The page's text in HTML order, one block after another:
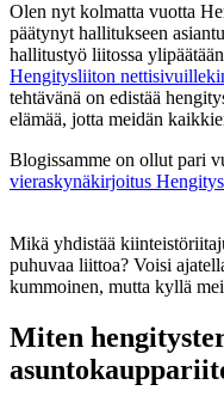
Olen nyt kolmatta vuotta
päätynyt hallitukseen
hallitustyö liitossa
Hengitysliiton
tehtävänä on edistää
elämää, jotta meidän
Blogissamme on ollut pari
vieraskynäkirjoitus
Mikä yhdistää
puhuvaa liittoa? Voisi
kummoinen, mutta kyllä
Miten